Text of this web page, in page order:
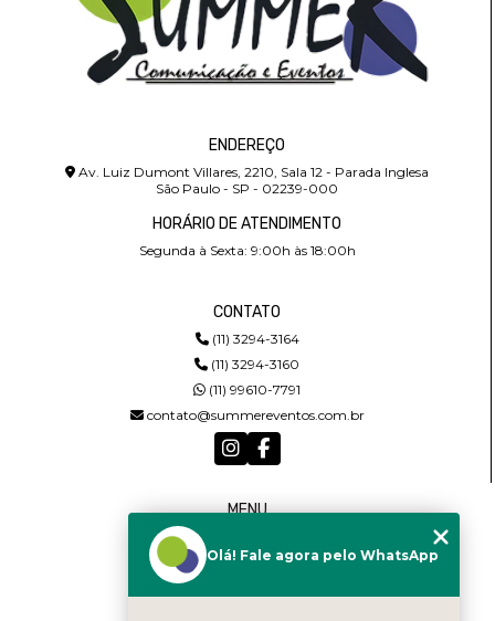
ENDEREÇO
Av. Luiz Dumont Villares, 2210, Sala 12 - Parada Inglesa
São Paulo - SP - 02239-000
HORÁRIO DE ATENDIMENTO
Segunda à Sexta: 9:00h às 18:00h
CONTATO
(11) 3294-3164
(11) 3294-3160
(11) 99610-7791
contato@summereventos.com.br
MENU
QUEM SOMOS
Olá! Fale agora pelo WhatsApp